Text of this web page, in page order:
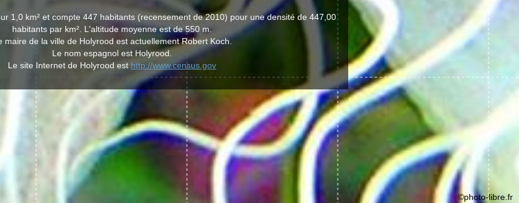
1,0 km² et compte 447 habitants (recensement de 2010) pour une densité de 447,00
habitants par km². L'altitude moyenne est de 550 m.
maire de la ville de Holyrood est actuellement Robert Koch.
Le nom espagnol est Holyrood.
Le site Internet de Holyrood est http://www.census.gov
©photo-libre.fr